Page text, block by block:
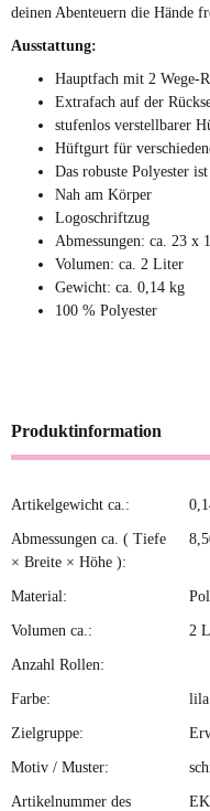
deinen Abenteuern die Hände
Ausstattung:
Hauptfach mit 2 Wege-
Extrafach auf der
stufenlos verstellbarer
Hüftgurt für
Das robuste Polyester
Nah am Körper
Logoschriftzug
Abmessungen: ca. 23
Volumen: ca. 2 Liter
Gewicht: ca. 0,14 kg
100 % Polyester
Produktinformation
Produkteigenschaft
Wert
Artikelgewicht ca.:
Abmessungen ca. ( Tiefe
× Breite × Höhe ):
Material:
Volumen ca.: 2
Anzahl Rollen:
Farbe: lila
Zielgruppe:
Motiv / Muster:
Artikelnummer des